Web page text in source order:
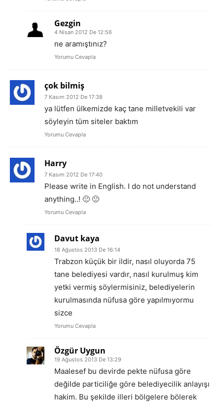
Gezgin
4 Nisan 2012 De 12:56
ne aramıştınız?
Yorumu Cevapla
çok bilmiş
7 Kasım 2012 De 17:38
ya lütfen ülkemizde kaç tane milletvekili var
söyleyin tüm siteler baktım
Yorumu Cevapla
Harry
7 Kasım 2012 De 17:40
Please write in English. I do not understand
anything..! 🙁 🙁
Yorumu Cevapla
Davut kaya
18 Ağustos 2013 De 16:14
Trabzon küçük bir ildir, nasıl oluyorda 75
tane belediyesi vardır, nasıl kurulmuş kim
yetki vermiş söylermisiniz, belediyelerin
kurulmasında nüfusa göre yapılmıyormu
sizce
Yorumu Cevapla
Özgür Uygun
19 Ağustos 2013 De 13:29
Maalesef bu devirde pekte nüfusa göre
değilde particiliğe göre belediyecilik anlayışı
hakim. Bu şekilde illeri bölgelere bölerek